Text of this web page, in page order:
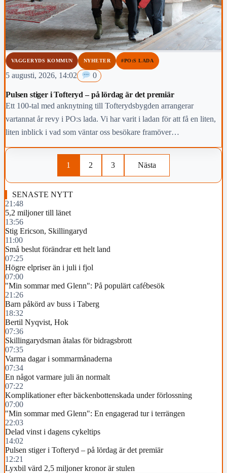
VAGGERYDS KOMMUN NYHETER #PO:S LADA
5 augusti, 2026, 14:02 0
Pulsen stiger i Tofteryd – på lördag är det premiär
Ett 100-tal med anknytning till Tofterydsbygden arrangerar
vartannat år revy i PO:s lada. Vi har varit i ladan för att få en liten,
liten inblick i vad som väntar oss besökare framöver…
1 2 3 Nästa
SENASTE NYTT
21:48
5,2 miljoner till länet
13:56
Stig Ericson, Skillingaryd
11:00
Små beslut förändrar ett helt land
07:25
Högre elpriser än i juli i fjol
07:00
"Min sommar med Glenn": På populärt cafébesök
21:26
Barn påkörd av buss i Taberg
18:32
Bertil Nyqvist, Hok
07:36
Skillingarydsman åtalas för bidragsbrott
07:35
Varma dagar i sommarmånaderna
07:34
En något varmare juli än normalt
07:22
Komplikationer efter bäckenbottenskada under förlossning
07:00
"Min sommar med Glenn": En engagerad tur i terrängen
22:03
Delad vinst i dagens cykeltips
14:02
Pulsen stiger i Tofteryd – på lördag är det premiär
12:21
Lyxbil värd 2,5 miljoner kronor är stulen